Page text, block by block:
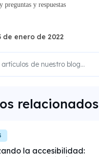
preguntas y respuestas
de enero de 2022
relacionados
la accesibilidad: